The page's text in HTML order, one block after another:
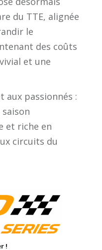
du TTE, alignée
le
des coûts
et une
aux passionnés :
et riche en
circuits du
!